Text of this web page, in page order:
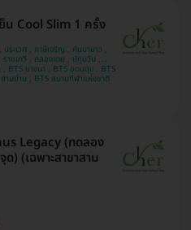
น Cool Slim 1 ครั้ง
อโศก , MRT สุขุมวิท , BTS อ่อนนุช , MRT สามย่าน , BTS สนามกีฬาแห่งชาติ
Legacy (ทดลอง
) (เฉพาะสาขาสาม